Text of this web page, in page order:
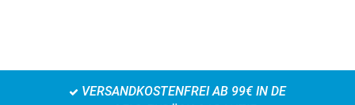
VERSANDKOSTENFREI AB 99€ IN DE